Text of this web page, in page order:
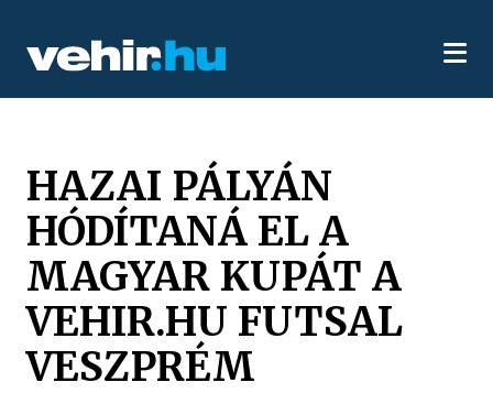
HAZAI PÁLYÁN
HÓDÍTANÁ EL A
MAGYAR KUPÁT A
VEHIR.HU FUTSAL
VESZPRÉM